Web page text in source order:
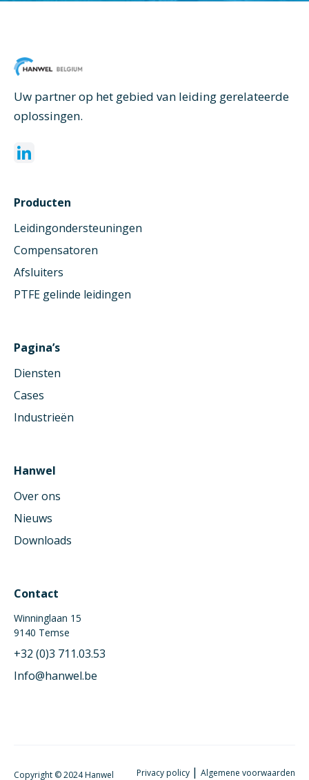
Uw partner op het gebied van leiding gerelateerde
oplossingen.
Producten
Leidingondersteuningen
Compensatoren
Afsluiters
PTFE gelinde leidingen
Pagina’s
Diensten
Cases
Industrieën
Hanwel
Over ons
Nieuws
Downloads
Contact
Winninglaan 15
9140 Temse
+32 (0)3 711.03.53
Info@hanwel.be
Copyright © 2024 Hanwel Privacy policy | Algemene voorwaarden